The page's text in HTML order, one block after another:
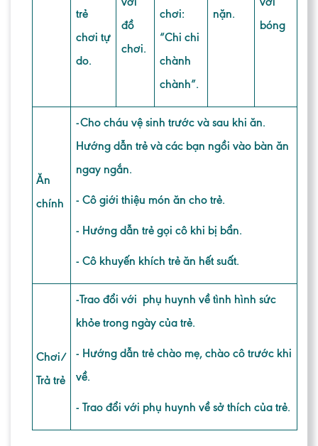
trẻ
chơi tự
do.
đồ
chơi.
chơi:
“Chi chi
chành
chành”.
nặn.
bóng
Ăn
chính
-Cho cháu vệ sinh trước và sau khi ăn.
Hướng dẫn trẻ và các bạn ngồi vào bàn ăn
ngay ngắn.
- Cô giới thiệu món ăn cho trẻ.
- Hướng dẫn trẻ gọi cô khi bị bẩn.
- Cô khuyến khích trẻ ăn hết suất.
Chơi/
Trả trẻ
-Trao đổi với phụ huynh về tình hình sức
khỏe trong ngày của trẻ.
- Hướng dẫn trẻ chào mẹ, chào cô trước khi
về.
- Trao đổi với phụ huynh về sở thích của trẻ.